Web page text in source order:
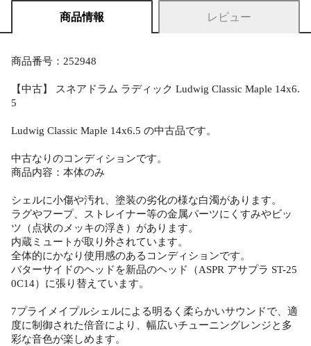
商品情報 レビュー
商品番号：252948
【中古】 スネアドラム ラディック Ludwig Classic Maple 14x6.
5
Ludwig Classic Maple 14x6.5 の中古品です。
中古なりのコンディションです。
商品内容：本体のみ
シェルに小傷や汚れ、塗装の劣化の様な白濁があります。
ラグやフープ、ストレイナー等の金属パーツにくすみやビッ
ツ（点状のメッキの浮き）があります。
内蔵ミュートが取り外されています。
全体的にかなり使用感のあるコンディションです。
バターサイドのヘッドを新品のヘッド（ASPR アサプラ ST-25
0C14）に張り替えています。
7プライメイプルシェルによる明るく柔らかいサウンドで、適
度に制御された倍音により、幅広いチューニングレンジと多
彩な音色が楽しめます。